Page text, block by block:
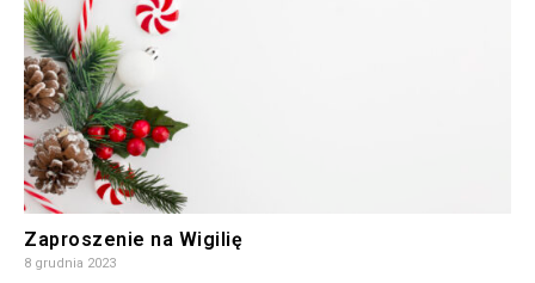
Zaproszenie na Wigilię
8 grudnia 2023